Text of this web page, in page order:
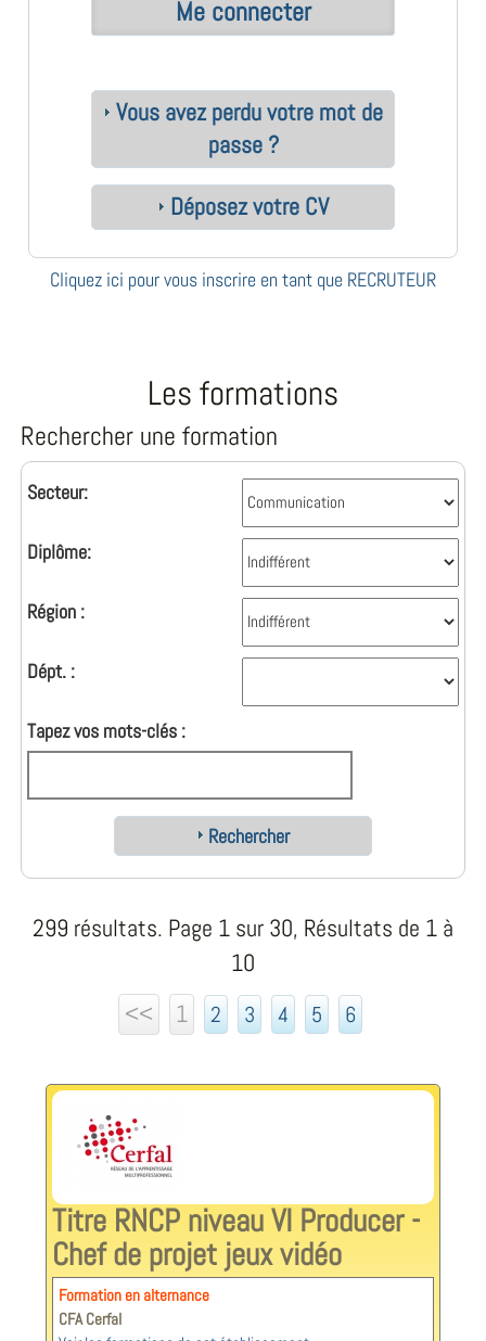
Vous avez perdu votre mot de
passe ?
Déposez votre CV
Cliquez ici pour vous inscrire en tant que RECRUTEUR
Les formations
Rechercher une formation
Secteur:
Diplôme:
Région :
Dépt. :
Tapez vos mots-clés :
Rechercher
299 résultats. Page 1 sur 30, Résultats de 1 à
10
<<
1 2 3 4 5 6
Titre RNCP niveau VI Producer -
Chef de projet jeux vidéo
Formation en alternance
CFA Cerfal